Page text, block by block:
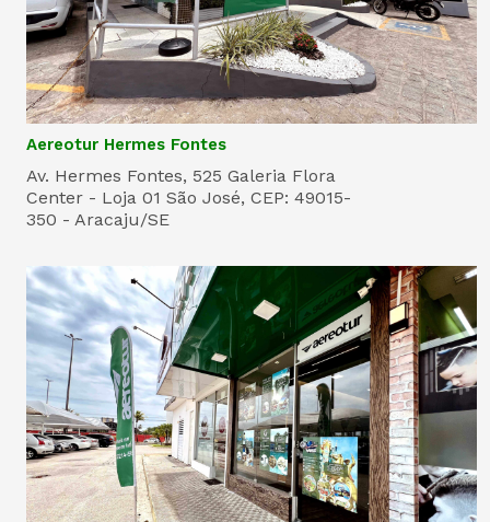
Aereotur Hermes Fontes
Av. Hermes Fontes, 525 Galeria Flora
Center - Loja 01 São José, CEP: 49015-
350 - Aracaju/SE